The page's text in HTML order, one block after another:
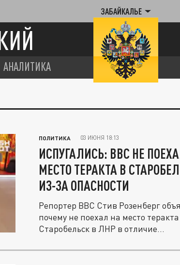
ЗАБАЙКАЛЬЕ
АНАЛИТИКА
ПОЛИТИКА 03 ИЮНЯ 18:13
ИСПУГАЛИСЬ: BBC НЕ
МЕСТО ТЕРАКТА В
ИЗ-ЗА ОПАСНОСТИ
Репортер BBC Стив Розенберг
почему не поехал на место
Старобельск в ЛНР в отличие...